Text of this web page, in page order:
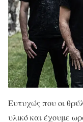
Ευτυχώς που οι
υλικό και έχουμε